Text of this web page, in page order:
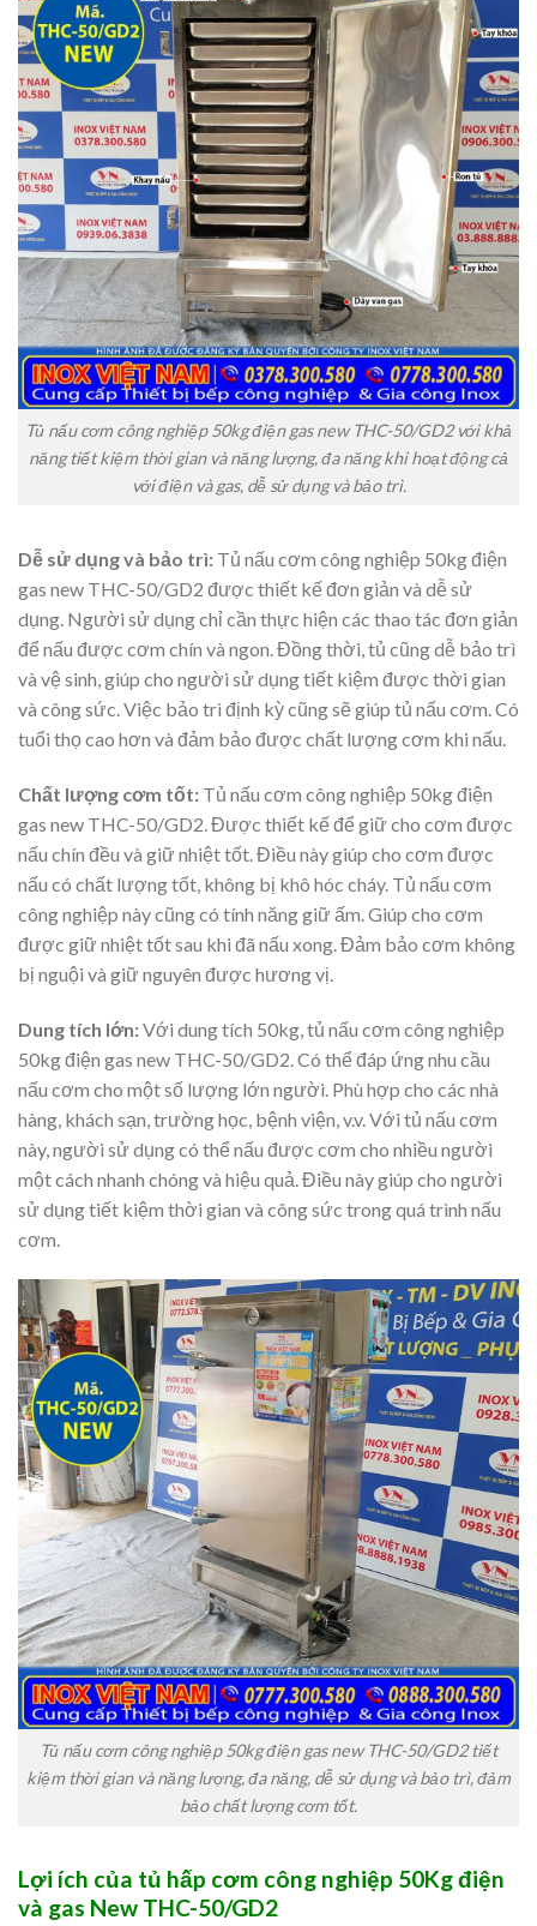
Tủ nấu cơm công nghiệp 50kg điện gas new THC-50/GD2 với khả
năng tiết kiệm thời gian và năng lượng, đa năng khi hoạt động cả
với điện và gas, dễ sử dụng và bảo trì.
Dễ sử dụng và bảo trì: Tủ nấu cơm công nghiệp 50kg điện
gas new THC-50/GD2 được thiết kế đơn giản và dễ sử
dụng. Người sử dụng chỉ cần thực hiện các thao tác đơn giản
để nấu được cơm chín và ngon. Đồng thời, tủ cũng dễ bảo trì
và vệ sinh, giúp cho người sử dụng tiết kiệm được thời gian
và công sức. Việc bảo trì định kỳ cũng sẽ giúp tủ nấu cơm. Có
tuổi thọ cao hơn và đảm bảo được chất lượng cơm khi nấu.
Chất lượng cơm tốt: Tủ nấu cơm công nghiệp 50kg điện
gas new THC-50/GD2. Được thiết kế để giữ cho cơm được
nấu chín đều và giữ nhiệt tốt. Điều này giúp cho cơm được
nấu có chất lượng tốt, không bị khô hóc cháy. Tủ nấu cơm
công nghiệp này cũng có tính năng giữ ấm. Giúp cho cơm
được giữ nhiệt tốt sau khi đã nấu xong. Đảm bảo cơm không
bị nguội và giữ nguyên được hương vị.
Dung tích lớn:Với dung tích 50kg, tủ nấu cơm công nghiệp
50kg điện gas new THC-50/GD2. Có thể đáp ứng nhu cầu
nấu cơm cho một số lượng lớn người. Phù hợp cho các nhà
hàng, khách sạn, trường học, bệnh viện, v.v. Với tủ nấu cơm
này, người sử dụng có thể nấu được cơm cho nhiều người
một cách nhanh chóng và hiệu quả. Điều này giúp cho người
sử dụng tiết kiệm thời gian và công sức trong quá trình nấu
cơm.
Tủ nấu cơm công nghiệp 50kg điện gas new THC-50/GD2 tiết
kiệm thời gian và năng lượng, đa năng, dễ sử dụng và bảo trì, đảm
bảo chất lượng cơm tốt.
Lợi ích của tủ hấp cơm công nghiệp 50Kg điện
và gas New THC-50/GD2